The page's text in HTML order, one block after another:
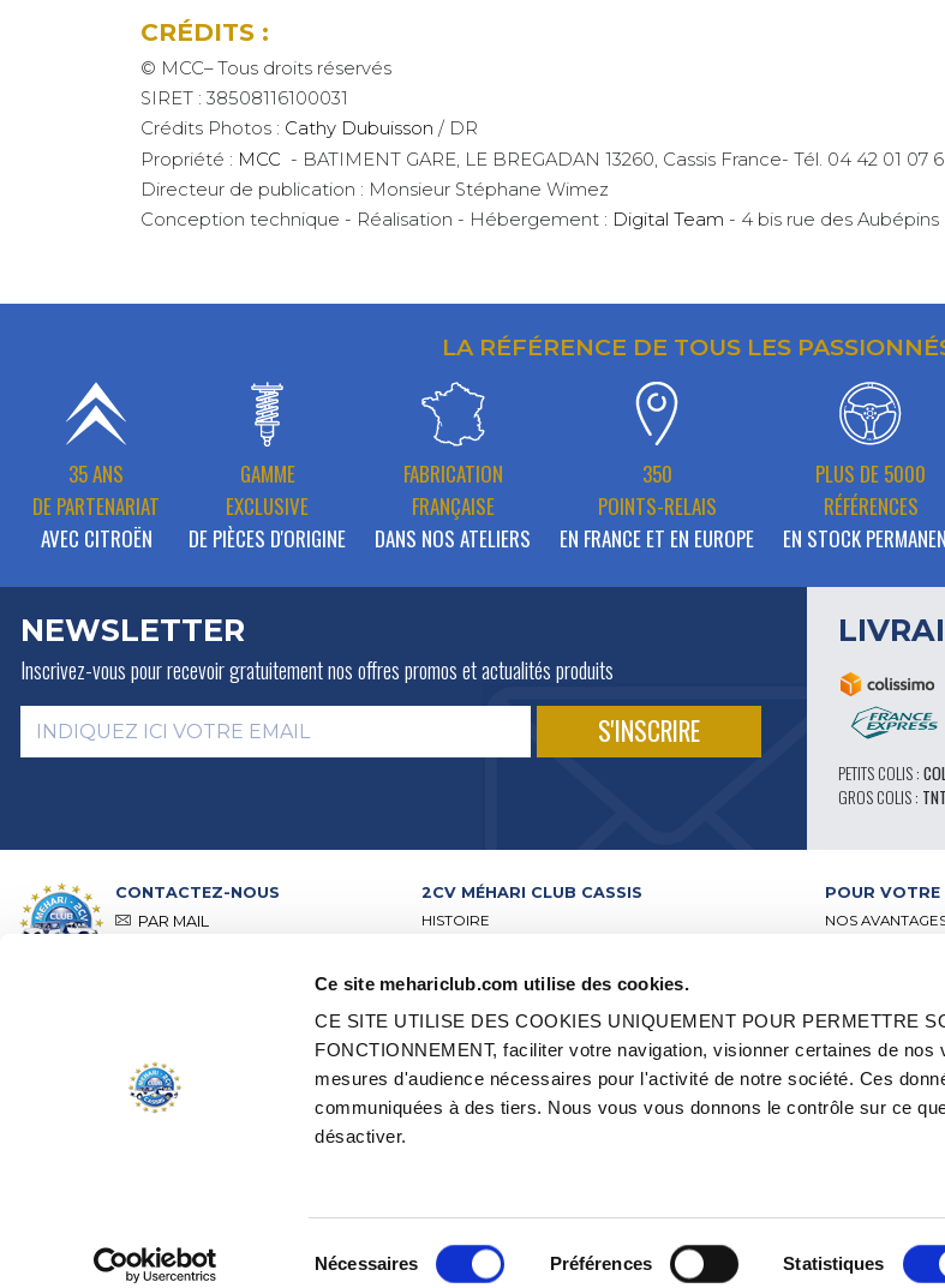
Ce site mehariclub.com utilise des cookies.
CE SITE UTILISE DES COOKIES UNIQUEMENT POUR PERMETTRE
FONCTIONNEMENT, faciliter votre navigation, visionner certaines de nos
mesures d'audience nécessaires pour l'activité de notre société. Ces
communiquées à des tiers. Nous vous vous donnons le contrôle sur ce
désactiver.
Nécessaires Préférences Statistiques
CRÉDITS :
© MCC– Tous droits réservés
SIRET : 38508116100031
Crédits Photos : Cathy Dubuisson / DR
Propriété : MCC - BATIMENT GARE, LE BREGADAN 13260, Cassis France- Tél. 04 42 01 07
Directeur de publication : Monsieur Stéphane Wimez
Conception technique - Réalisation - Hébergement : Digital Team - 4 bis rue des Aubépins
LA RÉFÉRENCE DE TOUS LES
35 ANS
DE PARTENARIAT
AVEC CITROËN
GAMME
EXCLUSIVE
DE PIÈCES D'ORIGINE
FABRICATION
FRANÇAISE
DANS NOS ATELIERS
350
POINTS-RELAIS
EN FRANCE ET EN EUROPE
PLUS DE 5000
RÉFÉRENCES
EN STOCK
NEWSLETTER
Inscrivez-vous pour recevoir gratuitementnos offres promos et actualités produits
PETITS COLIS :
GROS COLIS :
CONTACTEZ-NOUS
PAR MAIL
09h00 –
12h00
TOUS NOS CONTACTS
2CV MÉHARI CLUB CASSIS
HISTOIRE
VISITE DE NOS ATELIERS
RÉSEAU DISTRIBUTEURS
CERTIFICATIONS ET LABELS
RESTAURATION 2CV ET MÉHARI
VÉHICULES D’OCCASION
POUR VOTRE
NOS
PIÈCES 602 –
PIÈCES ORIGINE
CONSEILS